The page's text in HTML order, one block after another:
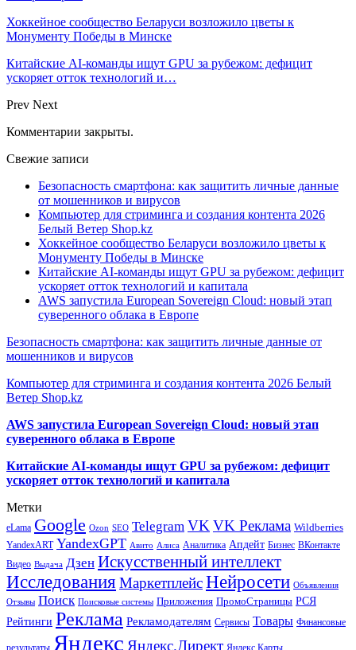
Хоккейное сообщество Беларуси возложило цветы к
Монументу Победы в Минске
Китайские AI-команды ищут GPU за рубежом: дефицит
ускоряет отток технологий и…
Prev Next
Комментарии закрыты.
Свежие записи
Безопасность смартфона: как защитить личные данные
от мошенников и вирусов
Компьютер для стриминга и создания контента 2026
Белый Ветер Shop.kz
Хоккейное сообщество Беларуси возложило цветы к
Монументу Победы в Минске
Китайские AI-команды ищут GPU за рубежом: дефицит
ускоряет отток технологий и капитала
AWS запустила European Sovereign Cloud: новый этап
суверенного облака в Европе
Безопасность смартфона: как защитить личные данные от
мошенников и вирусов
Компьютер для стриминга и создания контента 2026 Белый
Ветер Shop.kz
AWS запустила European Sovereign Cloud: новый этап
суверенного облака в Европе
Китайские AI-команды ищут GPU за рубежом: дефицит
ускоряет отток технологий и капитала
Метки
eLama Google Ozon SEO Telegram VK VK Реклама Wildberries
YandexART YandexGPT Авито Алиса Аналитика Апдейт Бизнес ВКонтакте
Видео Выдача Дзен Искусственный интеллект
Исследования МаркетплейсНейросети Объявления
Отзывы Поиск Поисковые системы Приложения ПромоСтраницы РСЯ
Рейтинги Реклама Рекламодателям Сервисы Товары Финансовые
результаты Яндекс Яндекс.Директ Яндекс.Карты